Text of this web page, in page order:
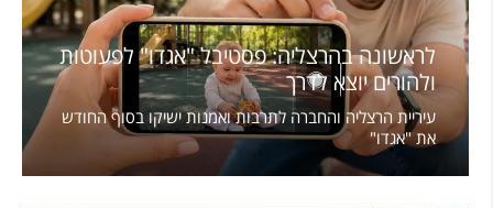
לראשונה בהרצליה: פסטיבל "אגדו" לפעוטות
ולהורים יוצא לדרך
עיריית הרצליה והחברה לתרבות ואמנות ישיקו בסוף החודש
את "אגדו"